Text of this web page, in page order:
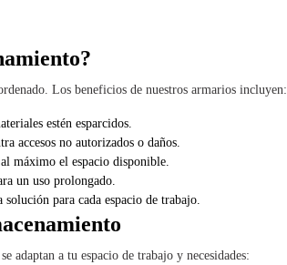
Los beneficios de nuestros armarios incluyen:
estén esparcidos.
accesos no autorizados o daños.
máximo el espacio disponible.
un uso prolongado.
solución para cada espacio de trabajo.
adaptan a tu espacio de trabajo y necesidades: